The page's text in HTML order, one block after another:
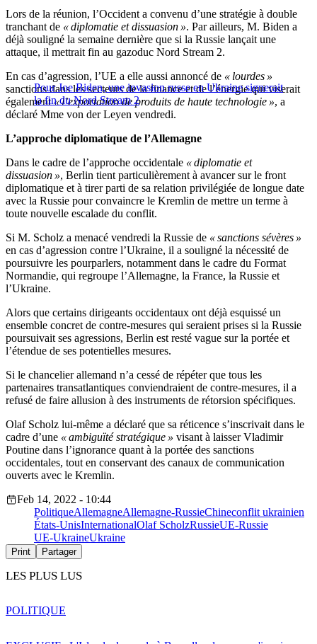
Lors de la réunion, l’Occident a convenu d’une stratégie à double
tranchant de « diplomatie et dissuasion ». Par ailleurs, M. Biden a
déjà souligné la semaine dernière que si la Russie lançait une
attaque, il mettrait fin au gazoduc Nord Stream 2.
Pour Joe Biden, une invasion russe en Ukraine signerait
la fin du Nord Stream 2
En cas d’agression, l’UE a elle aussi annoncé de « lourdes »
sanctions dans les secteurs de la finance et de l’énergie qui viserait
également« l’exportation de produits de haute technologie », a
déclaré Mme von der Leyen vendredi.
L’approche diplomatique de l’Allemagne
Dans le cadre de l’approche occidentale « diplomatie et
dissuasion », Berlin tient particulièrement à avancer sur le front
diplomatique et à tirer parti de sa relation privilégiée de longue date
avec la Russie pour convaincre le Kremlin de mettre un terme à
toute nouvelle escalade du conflit.
Si M. Scholz a menacé vendredi la Russie de « sanctions sévères »
en cas d’agression contre l’Ukraine, il a souligné la nécessité de
poursuivre les pourparlers, notamment dans le cadre du Format
Normandie, qui regroupe l’Allemagne, la France, la Russie et
l’Ukraine.
Alors que certains dirigeants occidentaux ont déjà esquissé un
ensemble concret de contre-mesures qui seraient prises si la Russie
poursuivait ses agressions, Berlin est resté vague sur la portée et
l’étendue de ses potentielles mesures.
Si le chancelier allemand n’a cessé de répéter que tous les
partenaires transatlantiques conviendraient de contre-mesures, il a
refusé de faire allusion à des instruments de rétorsion spécifiques.
Olaf Scholz lui-même a déclaré que sa réticence s’inscrivait dans le
cadre d’une « ambiguïté stratégique » visant à laisser Vladimir
Poutine dans l’ignorance quant à la portée des sanctions
occidentales, tout en conservant des canaux de communication
ouverts avec le Kremlin.
Feb 14, 2022 - 10:44
PolitiqueAllemagneAllemagne-RussieChineconflit ukrainien
États-UnisInternationalOlaf ScholzRussieUE-Russie
UE-UkraineUkraine
Print Partager
LES PLUS LUS
POLITIQUE